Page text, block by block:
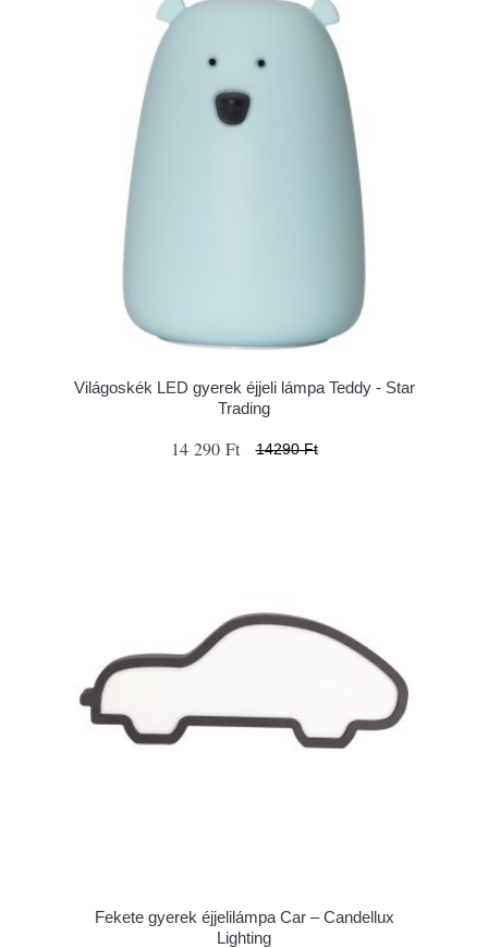
Világoskék LED gyerek éjjeli lámpa Teddy - Star
Trading
14 290 Ft 14290 Ft
Fekete gyerek éjjelilámpa Car – Candellux
Lighting